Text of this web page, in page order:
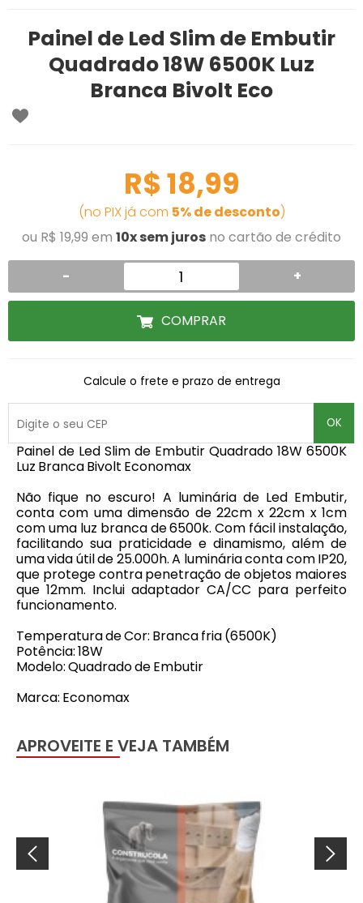
Painel de Led Slim de Embutir
Quadrado 18W 6500K Luz
Branca Bivolt Eco
R$ 18,99
(no PIX já com 5% de desconto)
ou R$ 19,99 em 10x sem juros no cartão de crédito
- +
COMPRAR
Calcule o frete e prazo de entrega
OK
Painel de Led Slim de Embutir Quadrado 18W 6500K
Luz Branca Bivolt Economax
Não fique no escuro! A luminária de Led Embutir,
conta com uma dimensão de 22cm x 22cm x 1cm
com uma luz branca de 6500k. Com fácil instalação,
facilitando sua praticidade e dinamismo, além de
uma vida útil de 25.000h. A luminária conta com IP20,
que protege contra penetração de objetos maiores
que 12mm. Inclui adaptador CA/CC para perfeito
funcionamento.
Temperatura de Cor: Branca fria (6500K)
Potência: 18W
Modelo: Quadrado de Embutir
Marca: Economax
APROVEITE E VEJA TAMBÉM